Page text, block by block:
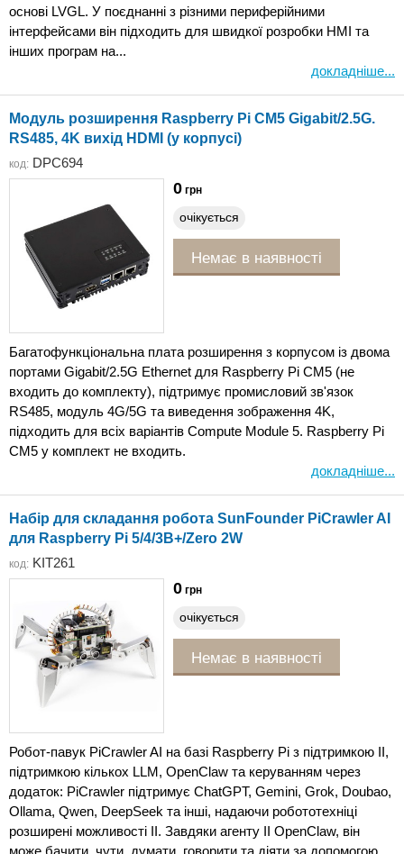
основі LVGL. У поєднанні з різними периферійними
інтерфейсами він підходить для швидкої розробки HMI та
інших програм на...
докладніше...
Модуль розширення Raspberry Pi CM5 Gigabit/2.5G.
RS485, 4K вихід HDMI (у корпусі)
код: DPC694
0 грн
очікується
Немає в наявності
Багатофункціональна плата розширення з корпусом із двома
портами Gigabit/2.5G Ethernet для Raspberry Pi CM5 (не
входить до комплекту), підтримує промисловий зв'язок
RS485, модуль 4G/5G та виведення зображення 4K,
підходить для всіх варіантів Compute Module 5. Raspberry Pi
CM5 у комплект не входить.
докладніше...
Набір для складання робота SunFounder PiCrawler AI
для Raspberry Pi 5/4/3B+/Zero 2W
код: KIT261
0 грн
очікується
Немає в наявності
Робот-павук PiCrawler AI на базі Raspberry Pi з підтримкою ІІ,
підтримкою кількох LLM, OpenClaw та керуванням через
додаток: PiCrawler підтримує ChatGPT, Gemini, Grok, Doubao,
Ollama, Qwen, DeepSeek та інші, надаючи робототехніці
розширені можливості ІІ. Завдяки агенту ІІ OpenClaw, він
може бачити, чути, думати, говорити та діяти за допомогою